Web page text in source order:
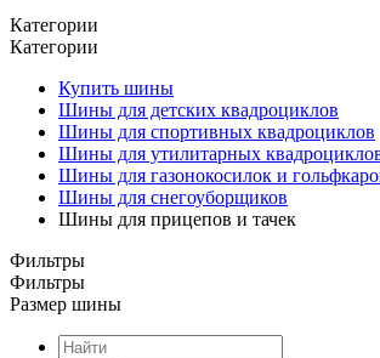
Категории
Категории
Купить шины
Шины для детских квадроциклов
Шины для спортивных квадроциклов
Шины для утилитарных
Шины для газонокосилок и
Шины для снегоуборщиков
Шины для прицепов и тачек
Фильтры
Фильтры
Размер шины